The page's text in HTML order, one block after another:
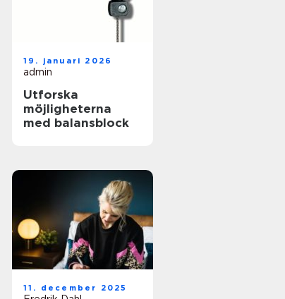
19. januari 2026
admin
Utforska
möjligheterna
med balansblock
11. december 2025